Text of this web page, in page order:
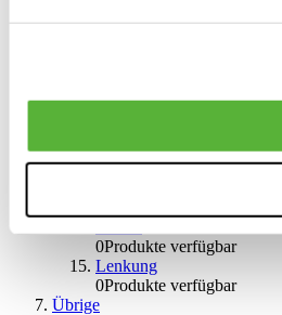
Handbremsen
0Produkte verfügbar
0Produkte verfügbar
Lenkung
0Produkte verfügbar
Übrige